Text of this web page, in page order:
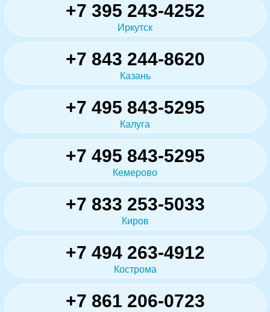
+7 395 243-4252
Иркутск
+7 843 244-8620
Казань
+7 495 843-5295
Калуга
+7 495 843-5295
Кемерово
+7 833 253-5033
Киров
+7 494 263-4912
Кострома
+7 861 206-0723